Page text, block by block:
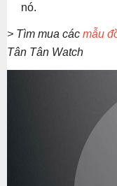
nó.
> Tìm mua các mẫu
Tân Tân Watch